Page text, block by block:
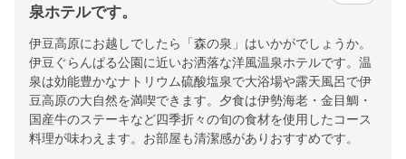
泉ホテルです。
伊豆高原にお越しでしたら「森の泉」はいかがでしょうか。
伊豆ぐらんぱる公園に近いお洒落な洋風温泉ホテルです。温
泉は効能豊かなナトリウム硫酸塩泉で大浴場や露天風呂で伊
豆高原の大自然を満喫できます。夕食は伊勢海老・金目鯛・
国産牛のステーキなど四季折々の旬の食材を使用したコース
料理が味わえます。お部屋も清潔感がありおすすめです。